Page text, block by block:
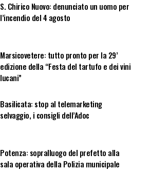
S. Chirico Nuovo: denunciato un uomo per
l’incendio del 4 agosto
Marsicovetere: tutto pronto per la 29’
edizione della “Festa del tartufo e dei vini
lucani”
Basilicata: stop al telemarketing
selvaggio, i consigli dell’Adoc
Potenza: sopralluogo del prefetto alla
sala operativa della Polizia municipale